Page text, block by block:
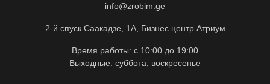
info@zrobim.ge
2-й спуск Саакадзе, 1А, Бизнес центр Атриум
Время работы: с 10:00 до 19:00
Выходные: суббота, воскресенье